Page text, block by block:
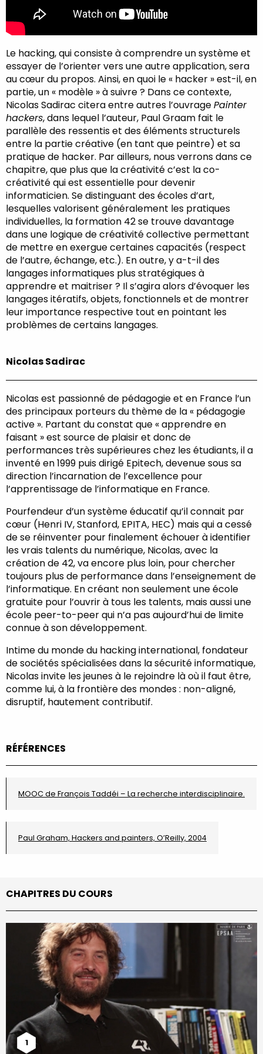
Le hacking, qui consiste à comprendre un système et
essayer de l’orienter vers une autre application, sera
au cœur du propos. Ainsi, en quoi le « hacker » est-il, en
partie, un « modèle » à suivre ? Dans ce contexte,
Nicolas Sadirac citera entre autres l’ouvragePainter
hackers, dans lequel l’auteur, Paul Graam fait le
parallèle des ressentis et des éléments structurels
entre la partie créative (en tant que peintre) et sa
pratique de hacker. Par ailleurs, nous verrons dans ce
chapitre, que plus que la créativité c’est la co-
créativité qui est essentielle pour devenir
informaticien. Se distinguant des écoles d’art,
lesquelles valorisent généralement les pratiques
individuelles, la formation 42 se trouve davantage
dans une logique de créativité collective permettant
de mettre en exergue certaines capacités (respect
de l’autre, échange, etc.). En outre, y a-t-il des
langages informatiques plus stratégiques à
apprendre et maitriser ? Il s’agira alors d’évoquer les
langages itératifs, objets, fonctionnels et de montrer
leur importance respective tout en pointant les
problèmes de certains langages.
Nicolas Sadirac
Nicolas est passionné de pédagogie et en France l’un
des principaux porteurs du thème de la « pédagogie
active ». Partant du constat que « apprendre en
faisant » est source de plaisir et donc de
performances très supérieures chez les étudiants, il a
inventé en 1999 puis dirigé Epitech, devenue sous sa
direction l’incarnation de l’excellence pour
l’apprentissage de l’informatique en France.
Pourfendeur d’un système éducatif qu’il connait par
cœur (Henri IV, Stanford, EPITA, HEC) mais qui a cessé
de se réinventer pour finalement échouer à identifier
les vrais talents du numérique, Nicolas, avec la
création de 42, va encore plus loin, pour chercher
toujours plus de performance dans l’enseignement de
l’informatique. En créant non seulement une école
gratuite pour l’ouvrir à tous les talents, mais aussi une
école peer-to-peer qui n’a pas aujourd’hui de limite
connue à son développement.
Intime du monde du hacking international, fondateur
de sociétés spécialisées dans la sécurité informatique,
Nicolas invite les jeunes à le rejoindre là où il faut être,
comme lui, à la frontière des mondes : non-aligné,
disruptif, hautement contributif.
RÉFÉRENCES
MOOC de François Taddéi – La recherche interdisciplinaire.
Paul Graham, Hackers and painters, O’Reilly, 2004
CHAPITRES DU COURS
1